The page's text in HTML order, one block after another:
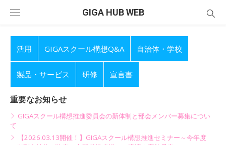
GIGA HUB WEB
活用 GIGAスクール構想Q&A 自治体・学校
製品・サービス 研修 宣言書
重要なお知らせ
GIGAスクール構想推進委員会の新体制と部会メンバー募集につい
て
【2026.03.13開催！】GIGAスクール構想推進セミナー～今年度